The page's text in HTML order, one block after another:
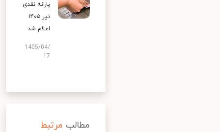
یارانه نقدی
تیر ۱۴۰۵
اعلام شد
1405/04/
17
مطالب مرتبط